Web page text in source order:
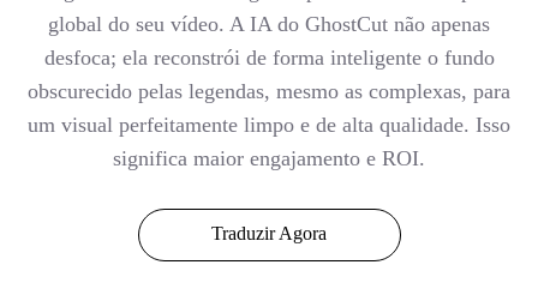
global do seu vídeo. A IA do GhostCut não apenas
desfoca; ela reconstrói de forma inteligente o fundo
obscurecido pelas legendas, mesmo as complexas, para
um visual perfeitamente limpo e de alta qualidade. Isso
significa maior engajamento e ROI.
Traduzir Agora